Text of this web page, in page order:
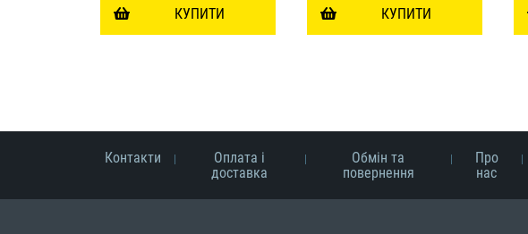
КУПИТИ КУПИТИ
Контакти
Оплата і
доставка
Обмін та
повернення
Про
нас